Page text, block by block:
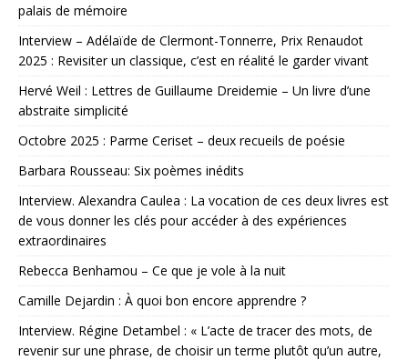
palais de mémoire
Interview – Adélaïde de Clermont-Tonnerre, Prix Renaudot
2025 : Revisiter un classique, c’est en réalité le garder vivant
Hervé Weil : Lettres de Guillaume Dreidemie – Un livre d’une
abstraite simplicité
Octobre 2025 : Parme Ceriset – deux recueils de poésie
Barbara Rousseau: Six poèmes inédits
Interview. Alexandra Caulea : La vocation de ces deux livres est
de vous donner les clés pour accéder à des expériences
extraordinaires
Rebecca Benhamou – Ce que je vole à la nuit
Camille Dejardin : À quoi bon encore apprendre ?
Interview. Régine Detambel : « L’acte de tracer des mots, de
revenir sur une phrase, de choisir un terme plutôt qu’un autre,